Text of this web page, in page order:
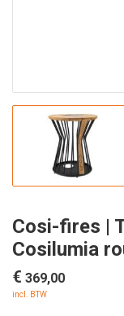
Cosi-fires |
Cosilumia
€ 369,00
incl. BTW